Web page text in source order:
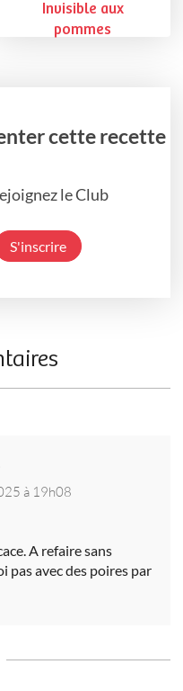
Invisible aux
pommes
cette recette
le Club
S'inscrire
à 19h08
A refaire sans
pas avec des poires par